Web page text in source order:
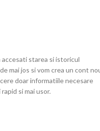
starea si istoricul
mai jos si vom crea un cont
doar informatiile necesare
si mai usor.